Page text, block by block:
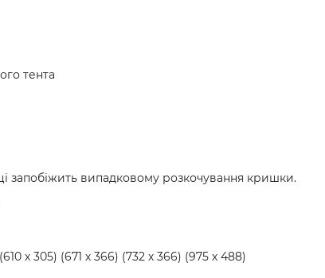
тента
запобіжить випадковому розкочування кришки.
х 305) (671 х 366) (732 х 366) (975 х 488)